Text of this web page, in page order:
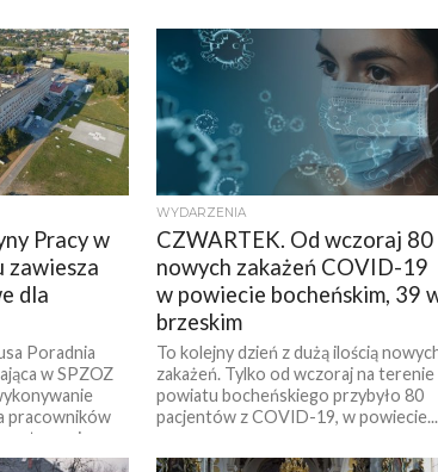
Pracy w
zawiesza
dla
Poradnia
w SPZOZ
pracowników
wstępne i
WYDARZENIA
CZWARTEK. Od wczoraj 80
nowych zakażeń COVID-19
w powiecie bocheńskim, 39
brzeskim
To kolejny dzień z dużą ilością
zakażeń. Tylko od wczoraj na terenie
powiatu bocheńskiego przybyło 80
pacjentów z COVID-19, w powiecie...